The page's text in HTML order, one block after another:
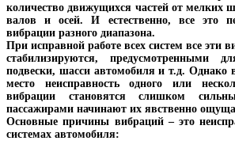
количество движущихся частей от мелких
валов и осей. И естественно, все это
вибрации разного диапазона.
При исправной работе всех систем все эти
стабилизируются, предусмотренными
подвески, шасси автомобиля и т.д. Однако
место неисправность одного или
вибрации становятся слишком
пассажирами начинают их явственно
Основные причины вибраций – это
системах автомобиля: